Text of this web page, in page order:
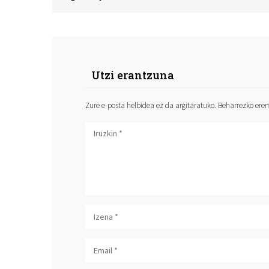
Utzi erantzuna
Zure e-posta helbidea ez da argitaratuko. Beharrezko